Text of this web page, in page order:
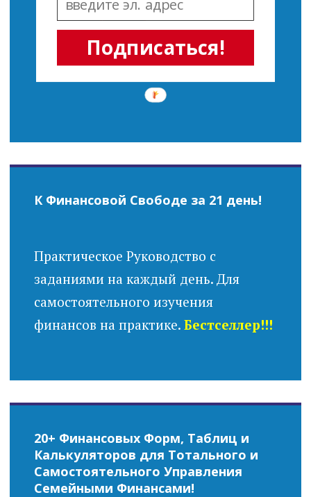
Подписаться!
К Финансовой Свободе за 21 день!
Практическое Руководство с
заданиями на каждый день. Для
самостоятельного изучения
финансов на практике. Бестселлер!!!
20+ Финансовых Форм, Таблиц и
Калькуляторов для Тотального и
Самостоятельного Управления
Семейными Финансами!